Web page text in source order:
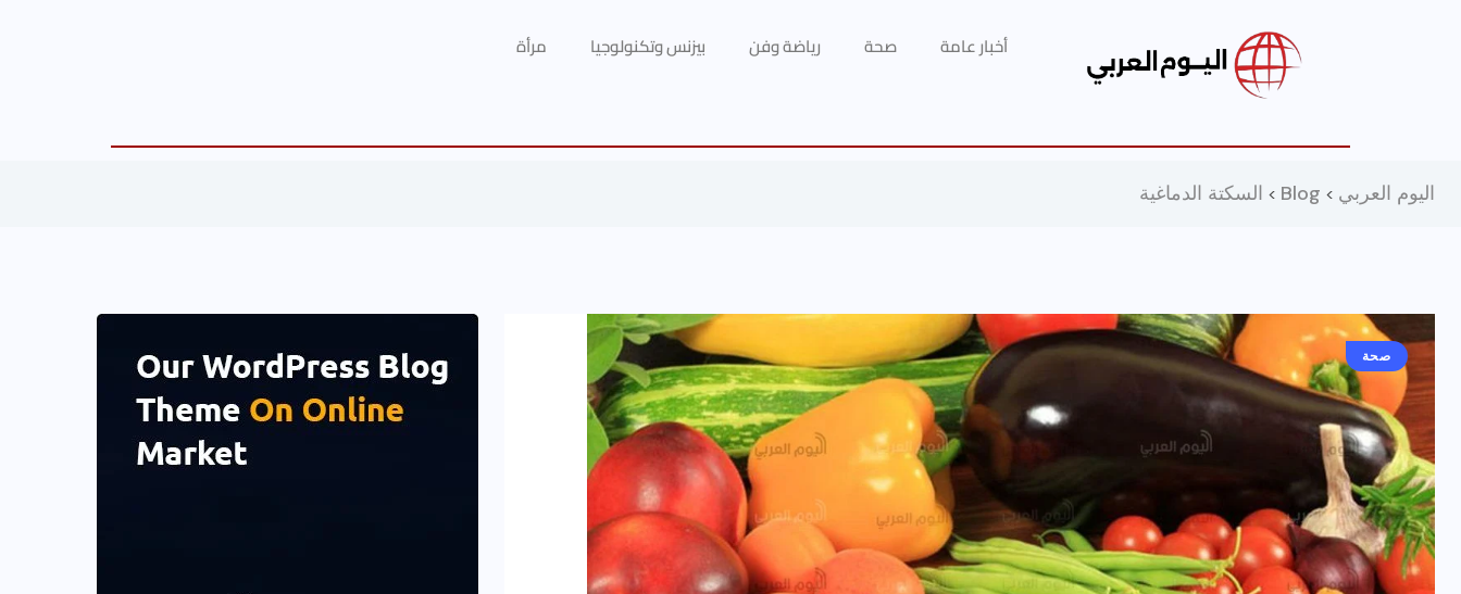
أخبار عامة صحة رياضة وفن بيزنس وتكنولوجيا مرأة
اليوم العربي >
Blog
> السكتة الدماغية
صحة